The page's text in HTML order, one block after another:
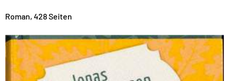
Roman, 428 Seiten